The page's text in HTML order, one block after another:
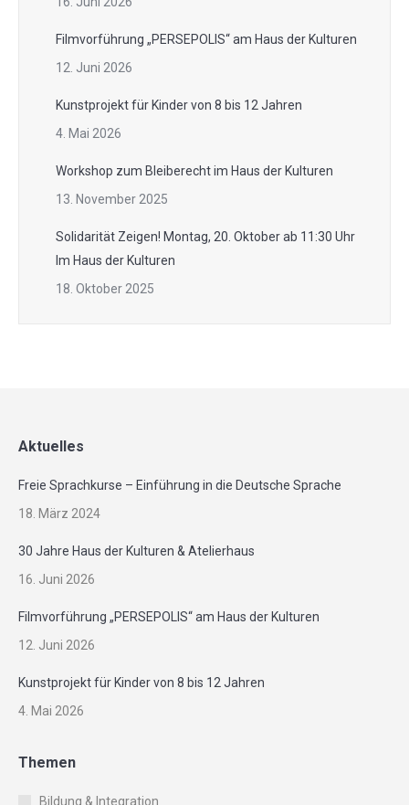
Filmvorführung „PERSEPOLIS“ am Haus der Kulturen
12. Juni 2026
Kunstprojekt für Kinder von 8 bis 12 Jahren
4. Mai 2026
Workshop zum Bleiberecht im Haus der Kulturen
13. November 2025
Solidarität Zeigen! Montag, 20. Oktober ab 11:30 Uhr
Im Haus der Kulturen
18. Oktober 2025
Aktuelles
Freie Sprachkurse – Einführung in die Deutsche Sprache
18. März 2024
30 Jahre Haus der Kulturen & Atelierhaus
16. Juni 2026
Filmvorführung „PERSEPOLIS“ am Haus der Kulturen
12. Juni 2026
Kunstprojekt für Kinder von 8 bis 12 Jahren
4. Mai 2026
Themen
Bildung & Integration